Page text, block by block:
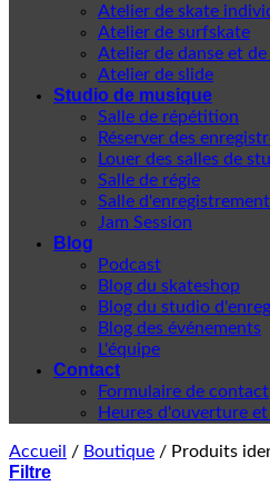
Atelier de skate
Atelier de surfskate
Atelier de danse et
Atelier de slide
Studio de musique
Salle de répétition
Réserver des
Louer des salles de
Salle de régie
Salle d'enregistrement
Jam Session
Blog
Podcast
Blog du skateshop
Blog du studio
Blog des événements
L'équipe
Contact
Formulaire de contact
Heures d'ouverture et
Accueil / Boutique / Produits
Filtre